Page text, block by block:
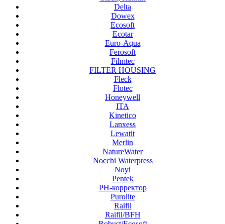
Delta
Dowex
Ecosoft
Ecotar
Euro-Aqua
Ferosoft
Filmtec
FILTER HOUSING
Fleck
Flotec
Honeywell
ITA
Kinetico
Lanxess
Lewatit
Merlin
NatureWater
Nocchi Waterpress
Noyi
Pentek
PH-корректор
Purolite
Raifil
Raifil/BFH